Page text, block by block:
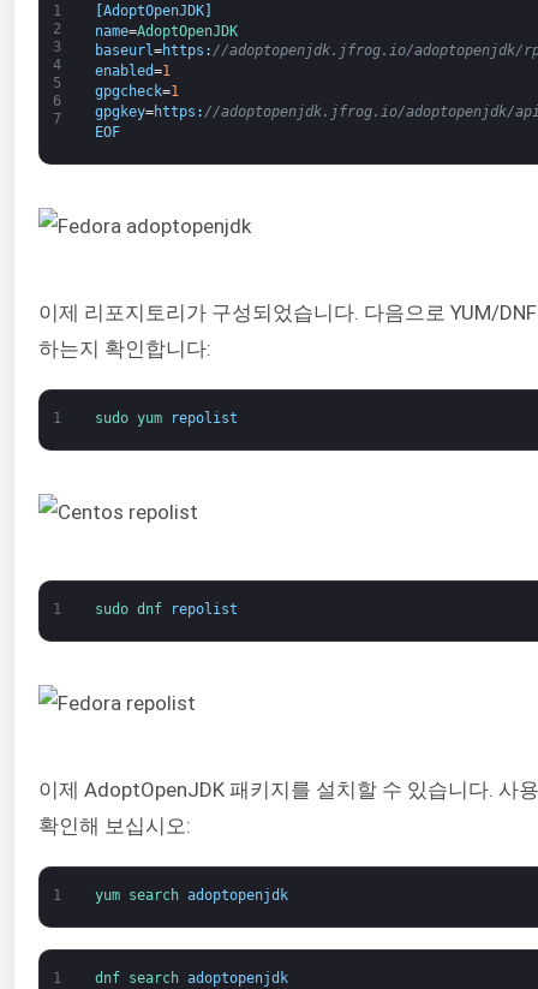
1
2
3
4
5
6
7
[AdoptOpenJDK]
name=AdoptOpenJDK
baseurl=https : //adoptopenjdk.jfrog.io/adoptopenjdk/
enabled=1
gpgcheck=1
gpgkey=https : //adoptopenjdk.jfrog.io/adoptopenjdk/
EOF
이제 리포지토리가 구성되었습니다. 다음으로 YUM/
하는지 확인합니다:
1 sudo yum repolist
1 sudo dnf repolist
이제 AdoptOpenJDK 패키지를 설치할 수 있습니다. 사
확인해 보십시오:
1 yum search adoptopenjdk
1 dnf search adoptopenjdk